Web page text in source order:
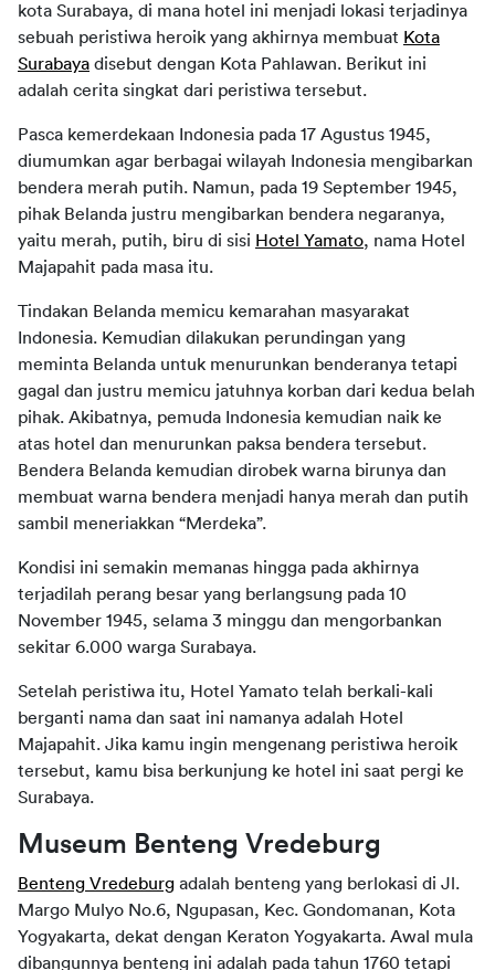
kota Surabaya, di mana hotel ini menjadi lokasi terjadinya
sebuah peristiwa heroik yang akhirnya membuat Kota
Surabaya disebut dengan Kota Pahlawan. Berikut ini
adalah cerita singkat dari peristiwa tersebut.
Pasca kemerdekaan Indonesia pada 17 Agustus 1945,
diumumkan agar berbagai wilayah Indonesia mengibarkan
bendera merah putih. Namun, pada 19 September 1945,
pihak Belanda justru mengibarkan bendera negaranya,
yaitu merah, putih, biru di sisi Hotel Yamato, nama Hotel
Majapahit pada masa itu.
Tindakan Belanda memicu kemarahan masyarakat
Indonesia. Kemudian dilakukan perundingan yang
meminta Belanda untuk menurunkan benderanya tetapi
gagal dan justru memicu jatuhnya korban dari kedua belah
pihak. Akibatnya, pemuda Indonesia kemudian naik ke
atas hotel dan menurunkan paksa bendera tersebut.
Bendera Belanda kemudian dirobek warna birunya dan
membuat warna bendera menjadi hanya merah dan putih
sambil meneriakkan “Merdeka”.
Kondisi ini semakin memanas hingga pada akhirnya
terjadilah perang besar yang berlangsung pada 10
November 1945, selama 3 minggu dan mengorbankan
sekitar 6.000 warga Surabaya.
Setelah peristiwa itu, Hotel Yamato telah berkali-kali
berganti nama dan saat ini namanya adalah Hotel
Majapahit. Jika kamu ingin mengenang peristiwa heroik
tersebut, kamu bisa berkunjung ke hotel ini saat pergi ke
Surabaya.
Museum Benteng Vredeburg
Benteng Vredeburg adalah benteng yang berlokasi di Jl.
Margo Mulyo No.6, Ngupasan, Kec. Gondomanan, Kota
Yogyakarta, dekat dengan Keraton Yogyakarta. Awal mula
dibangunnya benteng ini adalah pada tahun 1760 tetapi